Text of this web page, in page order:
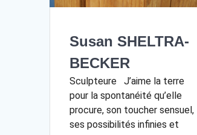
Susan SHELTRA-
BECKER
Sculpteure J’aime la terre
pour la spontanéité qu’elle
procure, son toucher sensuel,
ses possibilités infinies et